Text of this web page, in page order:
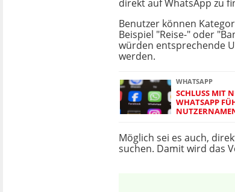
direkt auf WhatsApp zu
Benutzer können
Beispiel "Reise-" oder
würden entsprechende
werden.
WHATSAPP
SCHLUSS MIT
WHATSAPP
Möglich sei es auch,
suchen. Damit wird das